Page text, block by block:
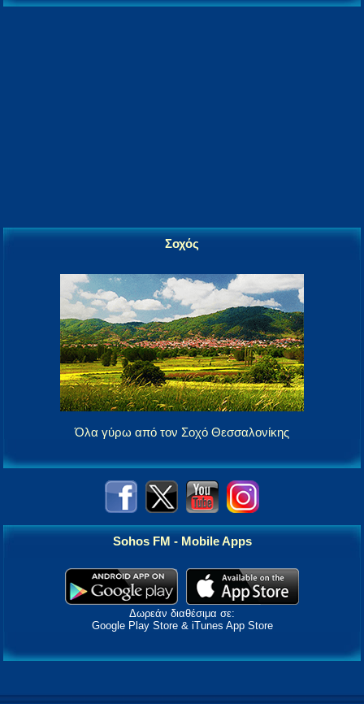
Σοχός
Όλα γύρω από τον Σοχό Θεσσαλονίκης
Sohos FM - Mobile Apps
Δωρεάν διαθέσιμα σε:
Google Play Store & iTunes App Store